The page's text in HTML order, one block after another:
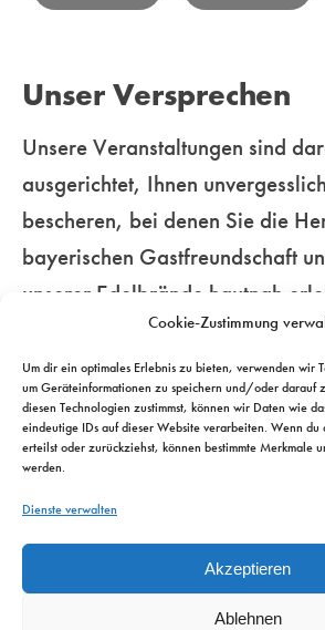
Cookie-Zustimmung
Um dir ein optimales Erlebnis zu bieten, verwenden wir
um Geräteinformationen zu speichern und/oder darauf
diesen Technologien zustimmst, können wir Daten wie
eindeutige IDs auf dieser Website verarbeiten. Wenn du
erteilst oder zurückziehst, können bestimmte Merkmale
werden.
Dienste verwalten
Akzeptieren
Ablehnen
unterhaltsame
Mehr
Bayerns
beschwingten
Mehr
Unser Versprechen
Unsere Veranstaltungen sind
ausgerichtet, Ihnen
bescheren, bei denen Sie die
bayerischen Gastfreundschaft
unserer Edelbrände hautnah